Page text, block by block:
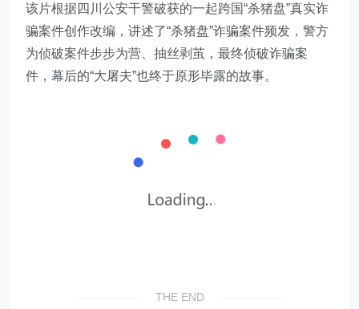
该片根据四川公安干警破获的一起跨国“杀猪盘”真实诈
骗案件创作改编，讲述了“杀猪盘”诈骗案件频发，警方
为侦破案件步步为营、抽丝剥茧，最终侦破诈骗案
件，幕后的“大屠夫”也终于原形毕露的故事。
THE END